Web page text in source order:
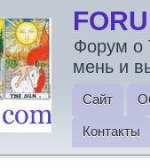
Форум о
мень и
Сайт
Контакты